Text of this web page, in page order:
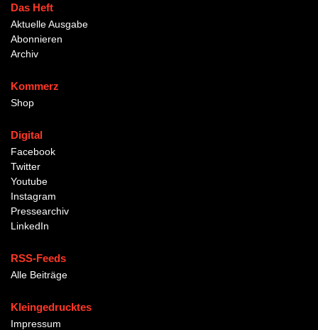
Das Heft
Aktuelle Ausgabe
Abonnieren
Archiv
Kommerz
Shop
Digital
Facebook
Twitter
Youtube
Instagram
Pressearchiv
LinkedIn
RSS-Feeds
Alle Beiträge
Kleingedrucktes
Impressum